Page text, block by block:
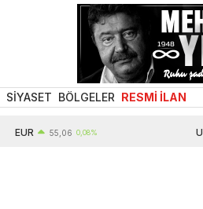
SİYASET BÖLGELER RESMİ İLAN
55,06 0,08%